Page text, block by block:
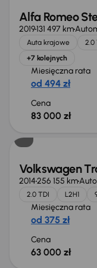
Alfa Romeo
2019131 497 km
Auta krajowe 2.0
+7 kolejnych
Miesięczna rata
od 494 zł
Cena
83 000 zł
Volkswagen
2014256 155 km
2.0 TDI L2H1
Miesięczna rata
od 375 zł
Cena
63 000 zł
Możliwość